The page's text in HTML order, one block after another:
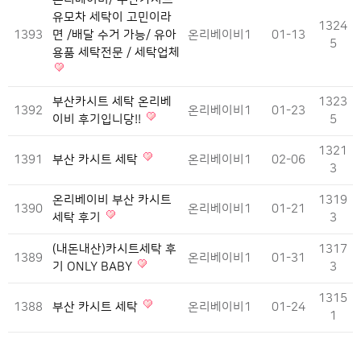
1393
유모차 세탁이 고민이라
면 /배달 수거 가능/ 유아
용품 세탁전문 / 세탁업체
온리베이비1 01-13
1324
5
1392
부산카시트 세탁 온리베
이비 후기입니당!!
온리베이비1 01-23
1323
5
1391 부산 카시트 세탁 온리베이비1 02-06
1321
3
1390
온리베이비 부산 카시트
세탁 후기
온리베이비1 01-21
1319
3
1389
(내돈내산)카시트세탁 후
기 ONLY BABY
온리베이비1 01-31
1317
3
1388 부산 카시트 세탁 온리베이비1 01-24
1315
1